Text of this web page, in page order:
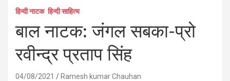
हिन्‍दी नाटक हिन्दी साहित्य
बाल नाटक: जंगल सबका-प्रो
रवीन्द्र प्रताप सिंह
04/08/2021 Ramesh kumar Chauhan